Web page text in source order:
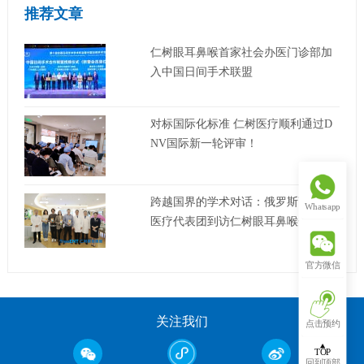
推荐文章
仁树眼耳鼻喉首家社会办医门诊部加
入中国日间手术联盟
对标国际化标准 仁树医疗顺利通过D
NV国际新一轮评审！
跨越国界的学术对话：俄罗斯萨马拉
医疗代表团到访仁树眼耳鼻喉开展合
关注我们
Whatsapp
官方微信
点击预约
TOP